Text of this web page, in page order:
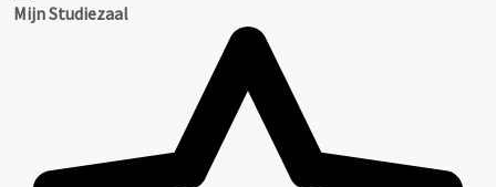
Mijn Studiezaal